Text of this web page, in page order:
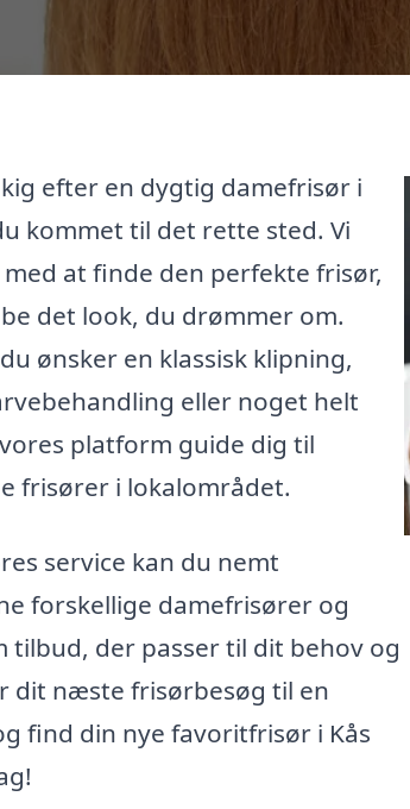
efter en dygtig damefrisør i
kommet til det rette sted. Vi
at finde den perfekte frisør,
det look, du drømmer om.
ønsker en klassisk klipning,
eller noget helt
platform guide dig til
frisører i lokalområdet.
service kan du nemt
forskellige damefrisører og
tilbud, der passer til dit behov og
dit næste frisørbesøg til en
find din nye favoritfrisør i Kås